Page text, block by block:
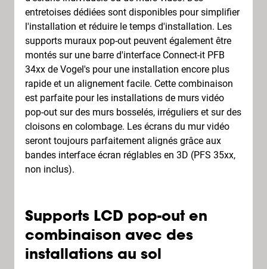
entretoises dédiées sont disponibles pour simplifier
l'installation et réduire le temps d'installation. Les
supports muraux pop-out peuvent également être
montés sur une barre d'interface Connect-it PFB
34xx de Vogel's pour une installation encore plus
rapide et un alignement facile. Cette combinaison
est parfaite pour les installations de murs vidéo
pop-out sur des murs bosselés, irréguliers et sur des
cloisons en colombage. Les écrans du mur vidéo
seront toujours parfaitement alignés grâce aux
bandes interface écran réglables en 3D (PFS 35xx,
non inclus).
Supports LCD pop-out en
combinaison avec des
installations au sol